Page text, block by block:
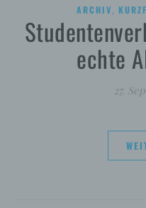
ARCHIV,
echte
27.